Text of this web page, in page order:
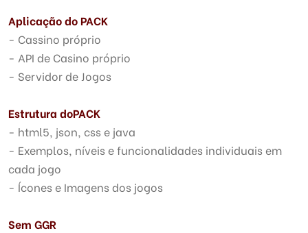
Aplicação do PACK
- Cassino próprio
- API de Casino próprio
- Servidor de Jogos
Estrutura doPACK
- html5, json, css e java
- Exemplos, níveis e funcionalidades individuais em
cada jogo
- Ícones e Imagens dos jogos
Sem GGR